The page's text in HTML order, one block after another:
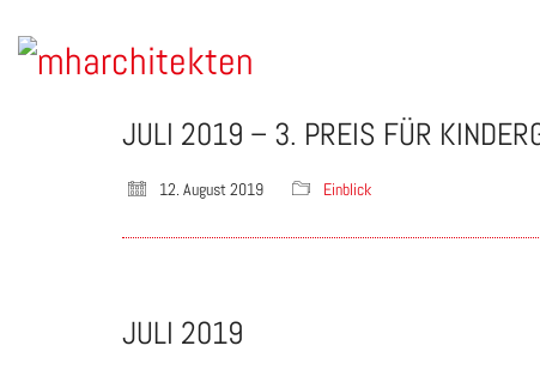
JULI 2019 – 3. PREIS FÜR
12. August 2019 Einblick
JULI 2019